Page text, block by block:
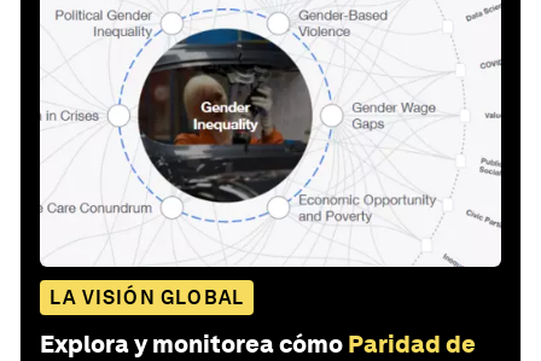
LA VISIÓN GLOBAL
Explora y monitorea cómo Paridad de